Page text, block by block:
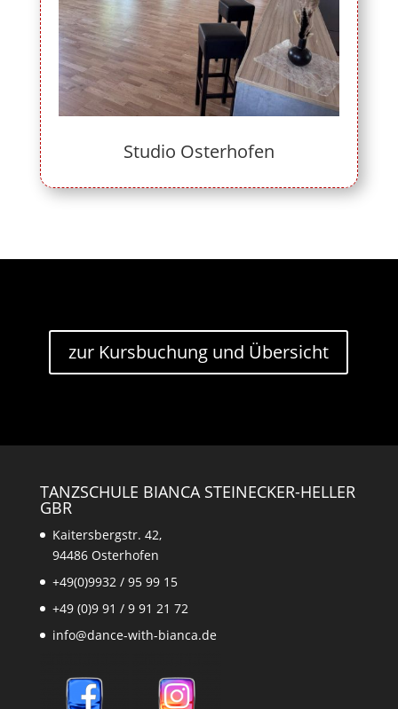
Studio Osterhofen
zur Kursbuchung und Übersicht
TANZSCHULE BIANCA STEINECKER-HELLER
GBR
Kaitersbergstr. 42,
94486 Osterhofen
+49(0)9932 / 95 99 15
+49 (0)9 91 / 9 91 21 72
info@dance-with-bianca.de